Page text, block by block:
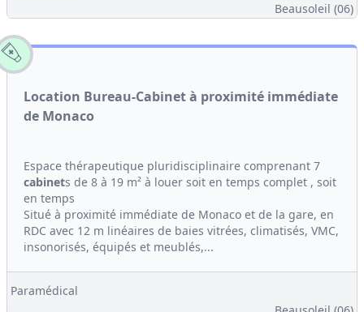
Beausoleil (06)
Location Bureau-Cabinet à proximité immédiate
de Monaco
Espace thérapeutique pluridisciplinaire comprenant 7
cabinets de 8 à 19 m² à louer soit en temps complet , soit
en temps
Situé à proximité immédiate de Monaco et de la gare, en
RDC avec 12 m linéaires de baies vitrées, climatisés, VMC,
insonorisés, équipés et meublés,...
Paramédical